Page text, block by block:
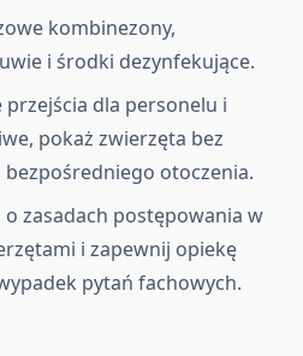
kombinezony,
i środki dezynfekujące.
dla personelu i
pokaż zwierzęta bez
otoczenia.
zasadach postępowania w
i zapewnij opiekę
pytań fachowych.